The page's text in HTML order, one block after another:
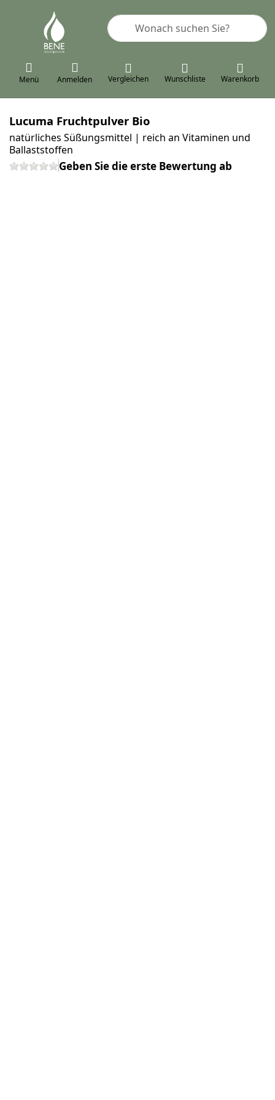
Geben Sie einen Suchbegriff ein.
Menü Anmelden Vergleichen Wunschliste Warenkorb
Lucuma Fruchtpulver Bio
natürliches Süßungsmittel | reich an Vitaminen und
Ballaststoffen
Geben Sie die erste Bewertung ab